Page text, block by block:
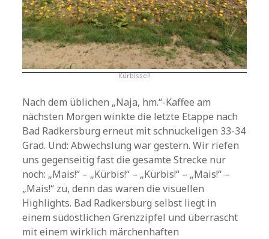
Kürbisse!!
Nach dem üblichen „Naja, hm.“-Kaffee am
nächsten Morgen winkte die letzte Etappe nach
Bad Radkersburg erneut mit schnuckeligen 33-34
Grad. Und: Abwechslung war gestern. Wir riefen
uns gegenseitig fast die gesamte Strecke nur
noch: „Mais!“ – „Kürbis!“ – „Kürbis!“ – „Mais!“ –
„Mais!“ zu, denn das waren die visuellen
Highlights. Bad Radkersburg selbst liegt in
einem südöstlichen Grenzzipfel und überrascht
mit einem wirklich märchenhaften